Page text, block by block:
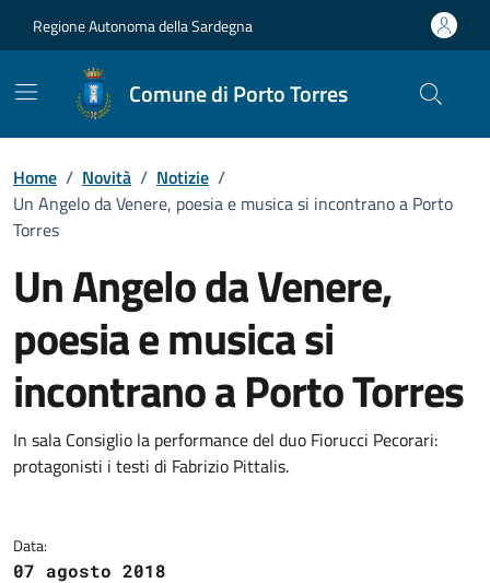
Regione Autonoma della Sardegna
Comune di Porto Torres
Home / Novità / Notizie /
Un Angelo da Venere, poesia e musica si incontrano a Porto
Torres
Un Angelo da Venere,
poesia e musica si
incontrano a Porto Torres
Dettagli della notizia
In sala Consiglio la performance del duo Fiorucci Pecorari:
protagonisti i testi di Fabrizio Pittalis.
Data:
07 agosto 2018